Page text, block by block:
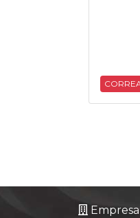
Formulario
Empresa